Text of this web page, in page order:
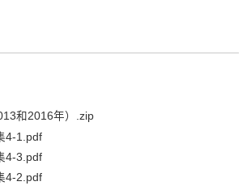
和2016年）.zip
4-1.pdf
4-3.pdf
4-2.pdf